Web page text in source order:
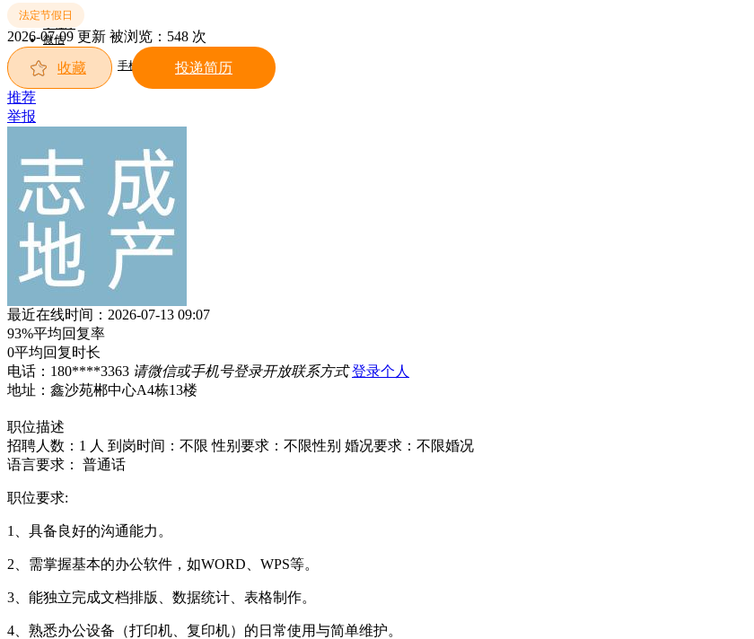
触屏版
小程序
微信
郴州新网招聘欢迎您！ 手机端
法定节假日
2026-07-09 更新 被浏览： 548 次
收藏
投递简历
推荐
举报
最近在线时间：2026-07-13 09:07
93%平均回复率
0平均回复时长
电话： 180****3363 请微信或手机号登录开放联系方式 登录个人
地址：鑫沙苑郴中心A4栋13楼
职位描述
招聘人数：1 人 到岗时间：不限 性别要求：不限性别 婚况要求：不限婚况
语言要求： 普通话
职位要求:
1、具备良好的沟通能力。
2、需掌握基本的办公软件，如WORD、WPS等。
3、能独立完成文档排版、数据统计、表格制作。
4、熟悉办公设备（打印机、复印机）的日常使用与简单维护。